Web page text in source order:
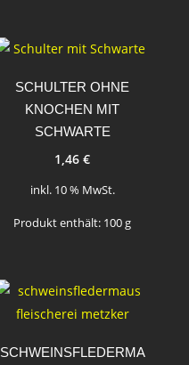
SCHULTER OHNE
KNOCHEN MIT
SCHWARTE
1,46€
inkl. 10 % MwSt.
Produkt enthält: 100g
SCHWEINSFLEDERMA